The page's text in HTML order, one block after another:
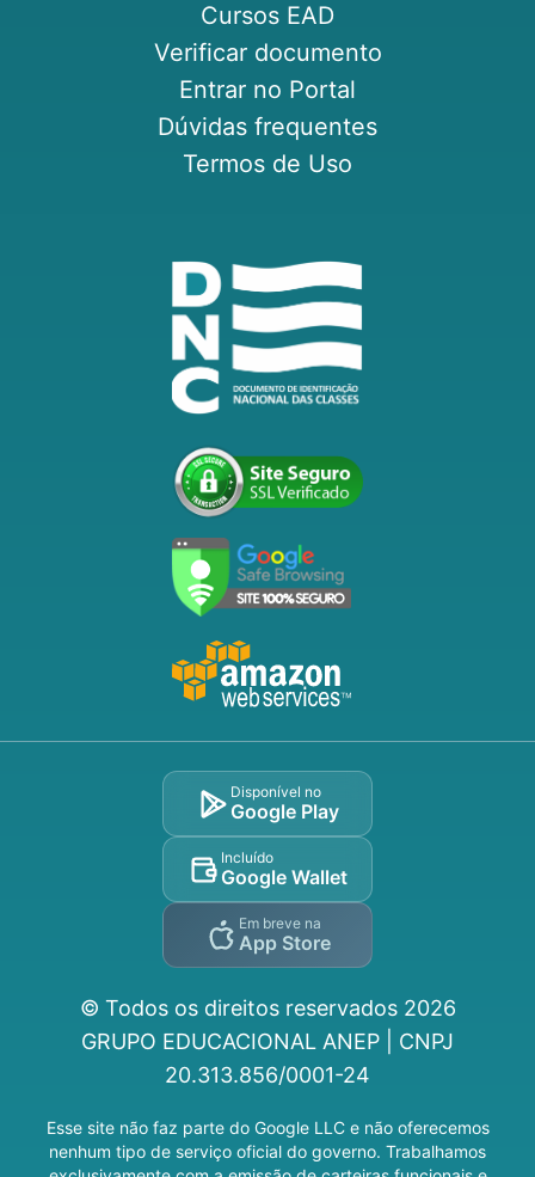
Cursos EAD
Verificar documento
Entrar no Portal
Dúvidas frequentes
Termos de Uso
Disponível no
Google Play
Incluído
Google Wallet
Em breve na
App Store
© Todos os direitos reservados 2026
GRUPO EDUCACIONAL ANEP | CNPJ
20.313.856/0001-24
Esse site não faz parte do Google LLC e não oferecemos
nenhum tipo de serviço oficial do governo. Trabalhamos